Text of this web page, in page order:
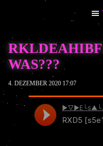
Info
My Calendar
News
WAS???
4. DEZEMBER 2020 17:07